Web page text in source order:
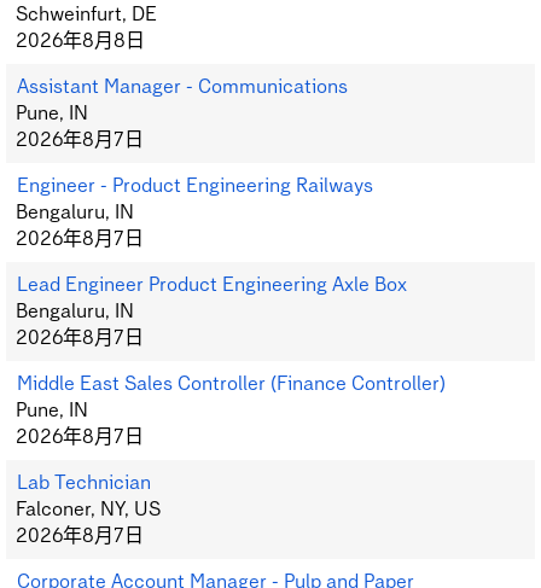
Schweinfurt, DE
2026年8月8日
Assistant Manager - Communications
Pune, IN
2026年8月7日
Engineer - Product Engineering Railways
Bengaluru, IN
2026年8月7日
Lead Engineer Product Engineering Axle Box
Bengaluru, IN
2026年8月7日
Middle East Sales Controller (Finance Controller)
Pune, IN
2026年8月7日
Lab Technician
Falconer, NY, US
2026年8月7日
Corporate Account Manager - Pulp and Paper